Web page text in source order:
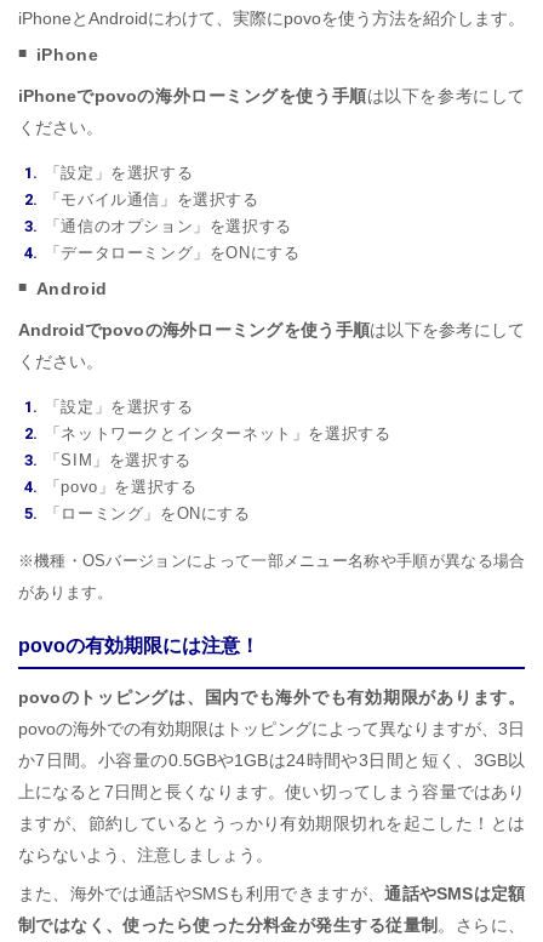
iPhoneとAndroidにわけて、実際にpovoを使う方法を紹介します。
iPhone
iPhoneでpovoの海外ローミングを使う手順は以下を参考にして
ください。
「設定」を選択する
「モバイル通信」を選択する
「通信のオプション」を選択する
「データローミング」をONにする
Android
Androidでpovoの海外ローミングを使う手順は以下を参考にして
ください。
「設定」を選択する
「ネットワークとインターネット」を選択する
「SIM」を選択する
「povo」を選択する
「ローミング」をONにする
※機種・OSバージョンによって一部メニュー名称や手順が異なる場合
があります。
povoの有効期限には注意！
povoのトッピングは、国内でも海外でも有効期限があります。
povoの海外での有効期限はトッピングによって異なりますが、3日
か7日間。小容量の0.5GBや1GBは24時間や3日間と短く、3GB以
上になると7日間と長くなります。使い切ってしまう容量ではあり
ますが、節約しているとうっかり有効期限切れを起こした！とは
ならないよう、注意しましょう。
また、海外では通話やSMSも利用できますが、通話やSMSは定額
制ではなく、使ったら使った分料金が発生する従量制 。さらに、